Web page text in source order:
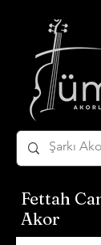
Fettah
Akor